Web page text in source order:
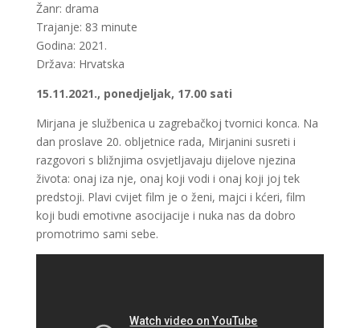
Žanr: drama
Trajanje: 83 minute
Godina: 2021.
Država: Hrvatska
15.11.2021., ponedjeljak, 17.00 sati
Mirjana je službenica u zagrebačkoj tvornici konca. Na
dan proslave 20. obljetnice rada, Mirjanini susreti i
razgovori s bližnjima osvjetljavaju dijelove njezina
života: onaj iza nje, onaj koji vodi i onaj koji joj tek
predstoji. Plavi cvijet film je o ženi, majci i kćeri, film
koji budi emotivne asocijacije i nuka nas da dobro
promotrimo sami sebe.